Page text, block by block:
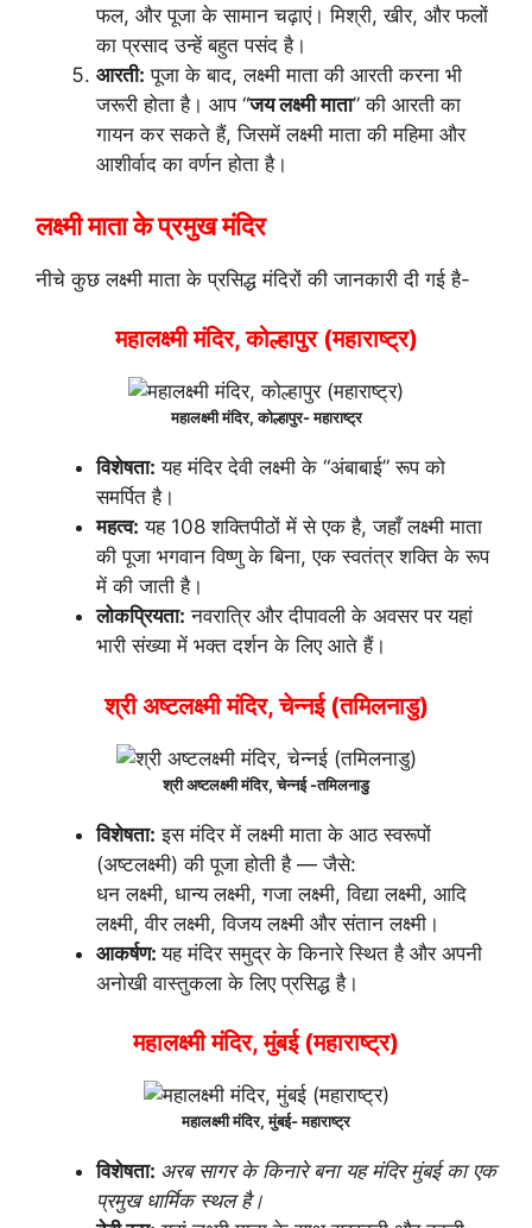
फल, और पूजा के सामान चढ़ाएं। मिश्री, खीर, और फलों
का प्रसाद उन्हें बहुत पसंद है।
आरती: पूजा के बाद, लक्ष्मी माता की आरती करना भी
जरूरी होता है। आप “जय लक्ष्मी माता” की आरती का
गायन कर सकते हैं, जिसमें लक्ष्मी माता की महिमा और
आशीर्वाद का वर्णन होता है।
लक्ष्मी माता के प्रमुख मंदिर
नीचे कुछ लक्ष्मी माता के प्रसिद्ध मंदिरों की जानकारी दी गई है-
महालक्ष्मी मंदिर, कोल्हापुर (महाराष्ट्र)
महालक्ष्मी मंदिर, कोल्हापुर- महाराष्ट्र
विशेषता: यह मंदिर देवी लक्ष्मी के “अंबाबाई” रूप को
समर्पित है।
महत्व: यह 108 शक्तिपीठों में से एक है, जहाँ लक्ष्मी माता
की पूजा भगवान विष्णु के बिना, एक स्वतंत्र शक्ति के रूप
में की जाती है।
लोकप्रियता: नवरात्रि और दीपावली के अवसर पर यहां
भारी संख्या में भक्त दर्शन के लिए आते हैं।
श्री अष्टलक्ष्मी मंदिर, चेन्नई (तमिलनाडु)
श्री अष्टलक्ष्मी मंदिर, चेन्नई -तमिलनाडु
विशेषता: इस मंदिर में लक्ष्मी माता के आठ स्वरूपों
(अष्टलक्ष्मी) की पूजा होती है — जैसे:
धन लक्ष्मी, धान्य लक्ष्मी, गजा लक्ष्मी, विद्या लक्ष्मी, आदि
लक्ष्मी, वीर लक्ष्मी, विजय लक्ष्मी और संतान लक्ष्मी।
आकर्षण:यह मंदिर समुद्र के किनारे स्थित है और अपनी
अनोखी वास्तुकला के लिए प्रसिद्ध है।
महालक्ष्मी मंदिर, मुंबई (महाराष्ट्र)
महालक्ष्मी मंदिर, मुंबई- महाराष्ट्र
विशेषता: अरब सागर के किनारे बना यह मंदिर मुंबई का एक
प्रमुख धार्मिक स्थल है।